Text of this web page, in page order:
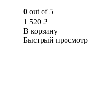
0 out of 5
1 520 ₽
В корзину
Быстрый просмотр